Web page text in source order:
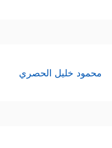
محمود خليل الحصري